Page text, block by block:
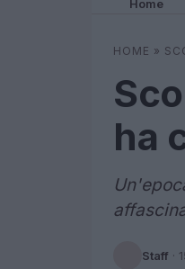
Home
HOME »
ha
Staff ·